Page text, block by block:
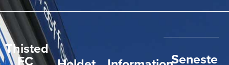
Thisted
FC Seneste